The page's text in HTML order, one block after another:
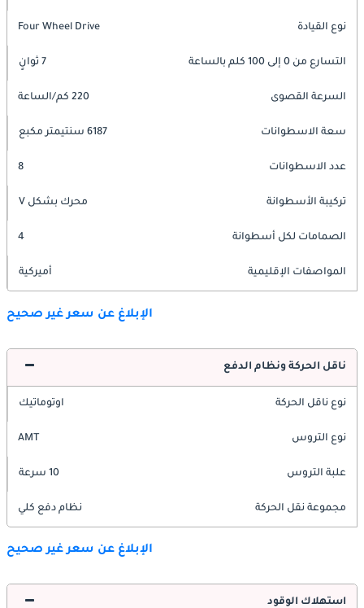
نوع القيادة Four Wheel Drive
التسارع من 0 إلى 100 كلم بالساعة 7 ثوانٍ
السرعة القصوى 220 كم/الساعة
سعة الاسطوانات 6187 سنتيمتر مكبع
عدد الاسطوانات 8
تركيبة الأسطوانة محرك بشكل V
الصمامات لكل أسطوانة 4
المواصفات الإقليمية أميركية
الإبلاغ عن سعر غير صحيح
ناقل الحركة ونظام الدفع
نوع ناقل الحركة اوتوماتيك
نوع التروس AMT
علبة التروس 10 سرعة
مجموعة نقل الحركة نظام دفع كلي
الإبلاغ عن سعر غير صحيح
استهلاك الوقود